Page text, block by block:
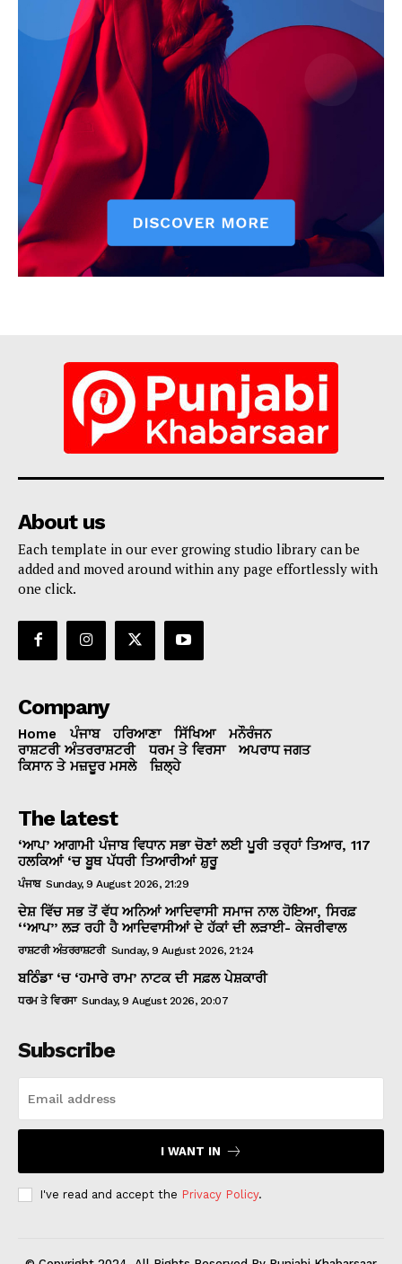
About us
Each template in our ever growing studio library can be
added and moved around within any page effortlessly with
one click.
Company
Home ਪੰਜਾਬ ਹਰਿਆਣਾ ਸਿੱਖਿਆ
ਮਨੌਰੰਜਨ
ਰਾਸ਼ਟਰੀ ਅੰਤਰਰਾਸ਼ਟਰੀ
ਧਰਮ ਤੇ ਵਿਰਸਾ
ਅਪਰਾਧ ਜਗਤ
ਕਿਸਾਨ ਤੇ ਮਜ਼ਦੂਰ ਮਸਲੇ
ਜ਼ਿਲ੍ਹੇ
The latest
‘ਆਪ’ ਆਗਾਮੀ ਪੰਜਾਬ ਵਿਧਾਨ ਸਭਾ ਚੋਣਾਂ ਲਈ ਪੂਰੀ ਤਰ੍ਹਾਂ ਤਿਆਰ, 117
ਹਲਕਿਆਂ ‘ਚ ਬੂਥ ਪੱਧਰੀ ਤਿਆਰੀਆਂ ਸ਼ੁਰੂ
ਪੰਜਾਬ Sunday, 9 August 2026, 21:29
ਦੇਸ਼ ਵਿੱਚ ਸਭ ਤੋਂ ਵੱਧ ਅਨਿਆਂ ਆਦਿਵਾਸੀ ਸਮਾਜ ਨਾਲ ਹੋਇਆ, ਸਿਰਫ਼
‘‘ਆਪ’’ ਲੜ ਰਹੀ ਹੈ ਆਦਿਵਾਸੀਆਂ ਦੇ ਹੱਕਾਂ ਦੀ ਲੜਾਈ- ਕੇਜਰੀਵਾਲ
ਰਾਸ਼ਟਰੀ ਅੰਤਰਰਾਸ਼ਟਰੀ Sunday, 9 August 2026, 21:24
ਬਠਿੰਡਾ ‘ਚ ‘ਹਮਾਰੇ ਰਾਮ’ ਨਾਟਕ ਦੀ ਸਫ਼ਲ ਪੇਸ਼ਕਾਰੀ
ਧਰਮ ਤੇ ਵਿਰਸਾ Sunday, 9 August 2026, 20:07
Subscribe
I WANT IN
I've read and accept the Privacy Policy.